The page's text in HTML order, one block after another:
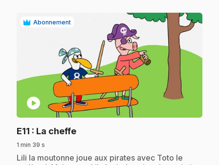
Abonnement
play_circle
E11 : La cheffe.
1 min 39 s
.Lili la moutonne joue aux pirates avec Toto le